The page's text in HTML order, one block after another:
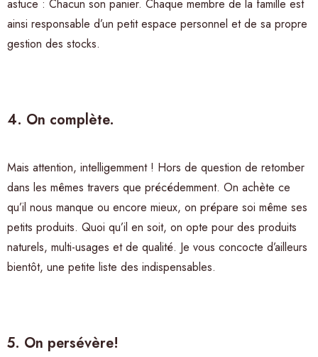
astuce : Chacun son panier. Chaque membre de la famille est
ainsi responsable d’un petit espace personnel et de sa propre
gestion des stocks.
4. On complète.
Mais attention, intelligemment ! Hors de question de retomber
dans les mêmes travers que précédemment. On achète ce
qu’il nous manque ou encore mieux, on prépare soi même ses
petits produits. Quoi qu’il en soit, on opte pour des produits
naturels, multi-usages et de qualité. Je vous concocte d’ailleurs
bientôt, une petite liste des indispensables.
5. On persévère!